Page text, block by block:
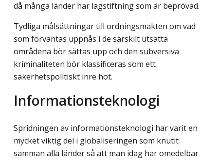
då många länder har lagstiftning som är beprövad.
Tydliga målsättningar till ordningsmakten om vad
som förväntas uppnås i de särskilt utsatta
områdena bör sättas upp och den subversiva
kriminaliteten bör klassificeras som ett
säkerhetspolitiskt inre hot.
Informationsteknologi
Spridningen av informationsteknologi har varit en
mycket viktig del i globaliseringen som knutit
samman alla länder så att man idag har omedelbar